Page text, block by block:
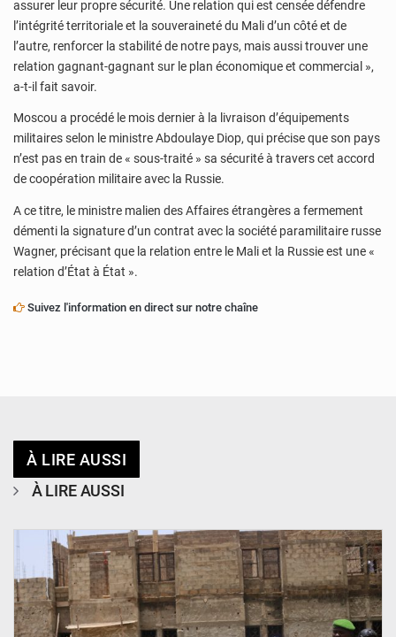
assurer leur propre sécurité. Une relation qui est censée défendre
l’intégrité territoriale et la souveraineté du Mali d’un côté et de
l’autre, renforcer la stabilité de notre pays, mais aussi trouver une
relation gagnant-gagnant sur le plan économique et commercial »,
a-t-il fait savoir.
Moscou a procédé le mois dernier à la livraison d’équipements
militaires selon le ministre Abdoulaye Diop, qui précise que son pays
n’est pas en train de « sous-traité » sa sécurité à travers cet accord
de coopération militaire avec la Russie.
A ce titre, le ministre malien des Affaires étrangères a fermement
démenti la signature d’un contrat avec la société paramilitaire russe
Wagner, précisant que la relation entre le Mali et la Russie est une «
relation d’État à État ».
Suivez l'information en direct sur notre chaîne
À LIRE AUSSI
À LIRE AUSSI